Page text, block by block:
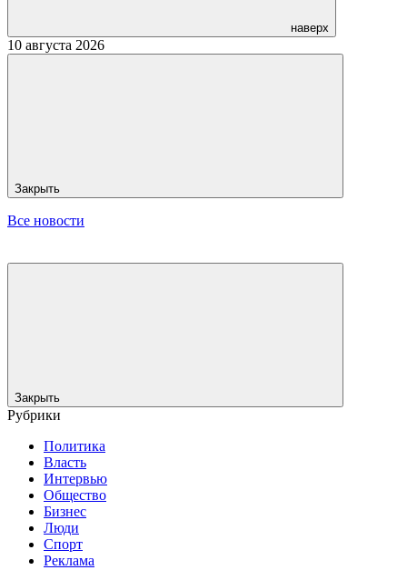
наверх
10 августа 2026
Закрыть
Все новости
Закрыть
Рубрики
Политика
Власть
Интервью
Общество
Бизнес
Люди
Спорт
Реклама